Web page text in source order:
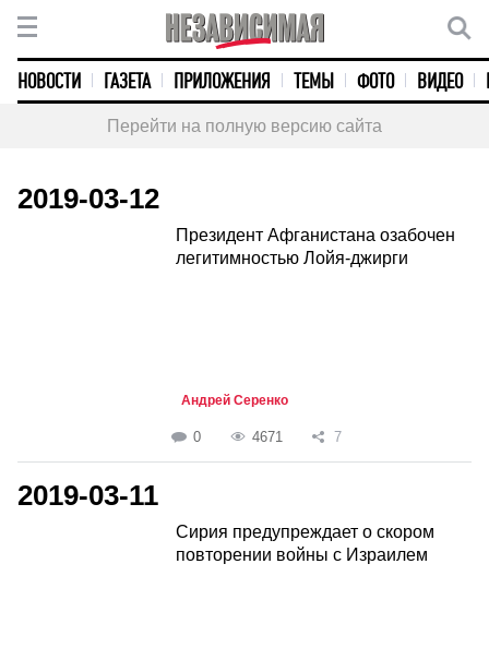
НОВОСТИ ГАЗЕТА ПРИЛОЖЕНИЯ ТЕМЫ ФОТО ВИДЕО
Перейти на полную версию сайта
2019-03-12
Президент Афганистана озабочен
легитимностью Лойя-джирги
Андрей Серенко
0 4671 7
2019-03-11
Сирия предупреждает о скором
повторении войны с Израилем